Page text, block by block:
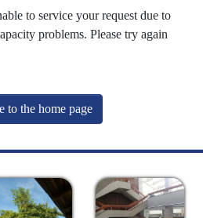
to service your request due to
problems. Please try again
to the home page